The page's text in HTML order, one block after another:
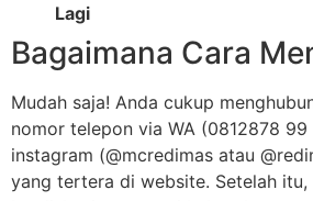
Lagi
Bagaimana Cara
Mudah saja! Anda cukup
nomor telepon via WA (0812878
instagram (@mcredimas atau
yang tertera di website. Setelah itu,